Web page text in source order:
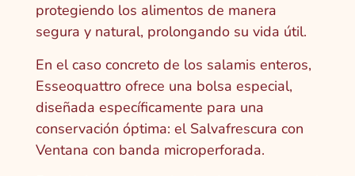
protegiendo los alimentos de manera
segura y natural, prolongando su vida útil.
En el caso concreto de los salamis enteros,
Esseoquattro ofrece una bolsa especial,
diseñada específicamente para una
conservación óptima: el Salvafrescura con
Ventana con banda microperforada.